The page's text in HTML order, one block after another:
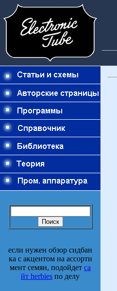
если нужен обзор сидбан
ка с акцентом на ассорти
мент семян, подойдет са
йт herbies по делу